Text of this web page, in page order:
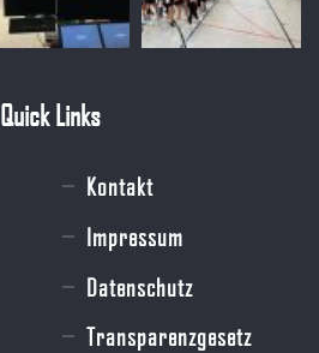
Quick Links
Kontakt
Impressum
Datenschutz
Transparenzgesetz